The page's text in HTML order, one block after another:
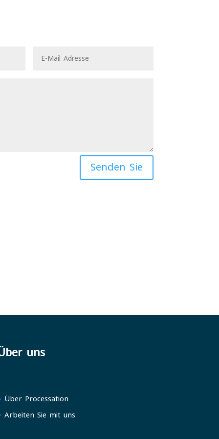
Senden Sie
uns
Über Processation
Arbeiten Sie mit uns